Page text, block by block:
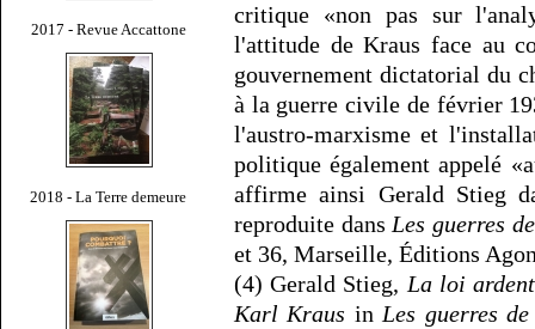
2017 - Revue Accattone
2018 - La Terre demeure
critique «non pas sur
l'attitude de Kraus face au
gouvernement dictatorial du
à la guerre civile de février
l'austro-marxisme et
politique également appelé
affirme ainsi Gerald Stieg
reproduite dans Les guerres
et 36, Marseille, Éditions
(4) Gerald Stieg, La loi
Karl Kraus in Les guerres